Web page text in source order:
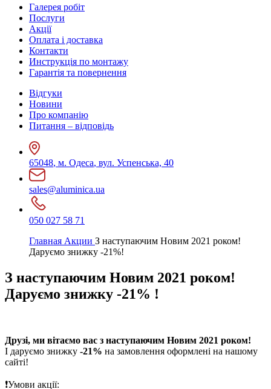
Галерея робіт
Послуги
Акції
Оплата і доставка
Контакти
Инструкція по монтажу
Гарантія та повернення
Відгуки
Новини
Про компанію
Питання – відповідь
65048, м. Одеса, вул. Успенська, 40
sales@aluminica.ua
050 027 58 71
Главная Акции З наступаючим Новим 2021 роком!
Даруємо знижку -21%!
З наступаючим Новим 2021 роком!
Даруємо знижку -21% !
Друзі, ми вітаємо вас з наступаючим Новим 2021 роком!
І даруємо знижку -21% на замовлення оформлені на нашому
сайті!
❗Умови акції: